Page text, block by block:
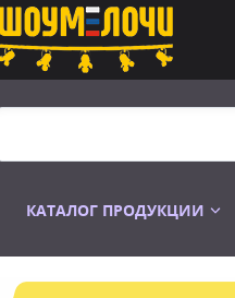
КАТАЛОГ ПРОДУКЦИИ